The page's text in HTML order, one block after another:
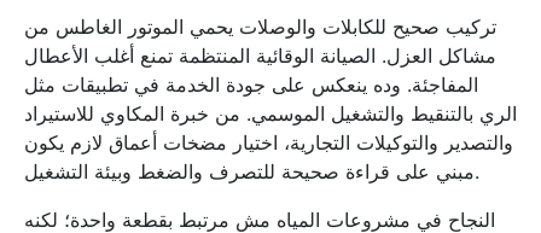
تركيب صحيح للكابلات والوصلات يحمي الموتور الغاطس من
مشاكل العزل. الصيانة الوقائية المنتظمة تمنع أغلب الأعطال
المفاجئة. وده ينعكس على جودة الخدمة في تطبيقات مثل
الري بالتنقيط والتشغيل الموسمي. من خبرة المكاوي للاستيراد
والتصدير والتوكيلات التجارية، اختيار مضخات أعماق لازم يكون
مبني على قراءة صحيحة للتصرف والضغط وبيئة التشغيل.
النجاح في مشروعات المياه مش مرتبط بقطعة واحدة؛ لكنه